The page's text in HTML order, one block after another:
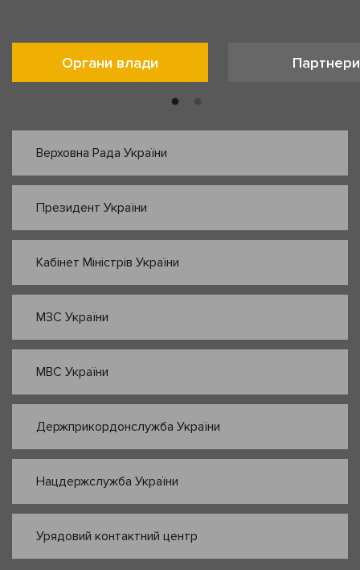
Органи влади Партнери
Верховна Рада України
Президент України
Кабінет Міністрів України
МЗС України
МВС України
Держприкордонслужба України
Нацдержслужба України
Урядовий контактний центр